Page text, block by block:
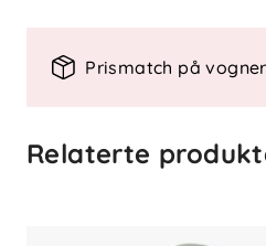
Mykt
Prismatch på
Relaterte